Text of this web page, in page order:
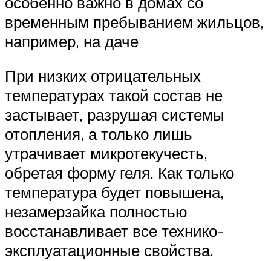
временным пребыванием жильцов,
например, на даче
При низких отрицательных
температурах такой состав не
застывает, разрушая системы
отопления, а только лишь
утрачивает микротекучесть,
обретая форму геля. Как только
температура будет повышена,
незамерзайка полностью
восстанавливает все технико-
эксплуатационные свойства.